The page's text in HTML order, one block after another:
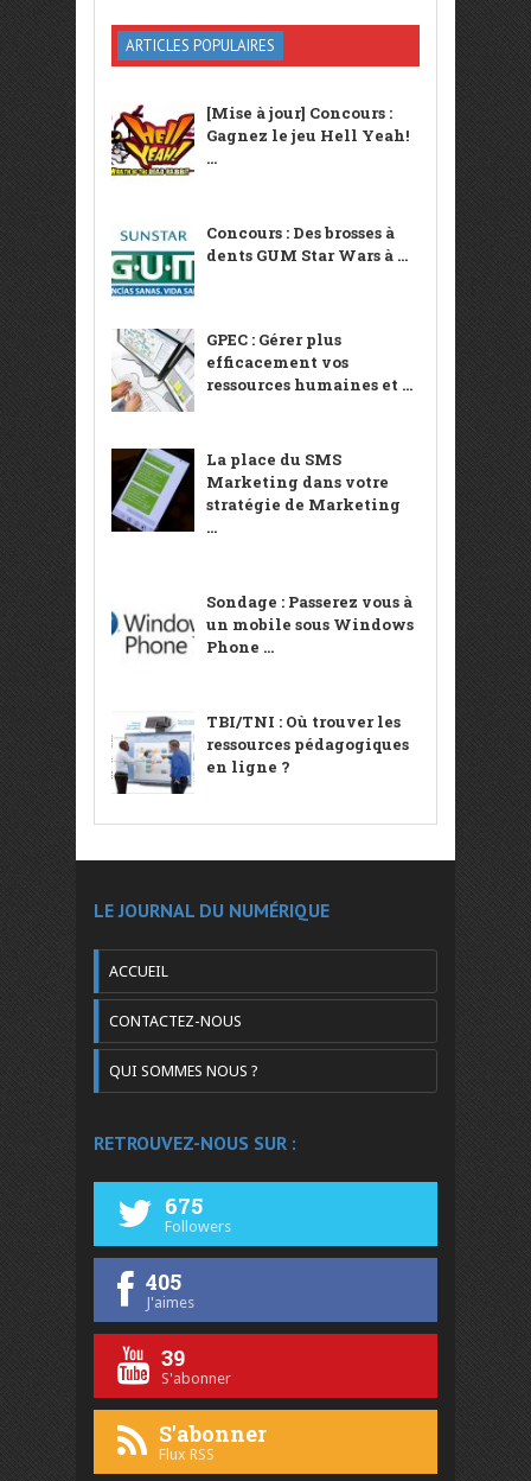
ARTICLES POPULAIRES
[Mise à jour] Concours :
Gagnez le jeu Hell Yeah!
...
Concours : Des brosses à
dents GUM Star Wars à ...
GPEC : Gérer plus
efficacement vos
ressources humaines et ...
La place du SMS
Marketing dans votre
stratégie de Marketing
...
Sondage : Passerez vous à
un mobile sous Windows
Phone ...
TBI/TNI : Où trouver les
ressources pédagogiques
en ligne ?
LE JOURNAL DU NUMÉRIQUE
ACCUEIL
CONTACTEZ-NOUS
QUI SOMMES NOUS ?
RETROUVEZ-NOUS SUR :
675
Followers
405
J'aimes
39
S'abonner
S'abonner
Flux RSS